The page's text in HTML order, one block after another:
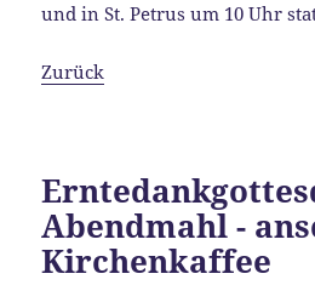
und in St. Petrus um 10 Uhr
Zurück
Abendmahl -
Kirchenkaffee